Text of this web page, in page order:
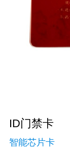
ID门禁卡
智能芯片卡